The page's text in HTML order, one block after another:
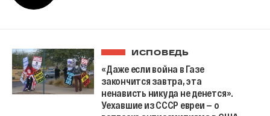
ИСПОВЕДЬ
«Даже если война в Газе
закончится завтра, эта
ненависть никуда не денется».
Уехавшие из СССР евреи — о